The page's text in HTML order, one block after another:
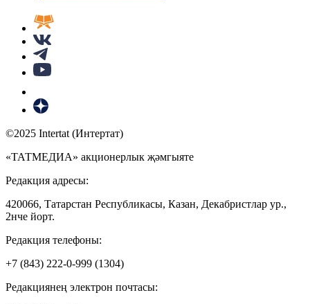
©2025 Intertat (Интертат)
«ТАТМЕДИА» акционерлык җәмгыяте
Редакция адресы:
420066, Татарстан Республикасы, Казан, Декабристлар ур.,
2нче йорт.
Редакция телефоны:
+7 (843) 222-0-999 (1304)
Редакциянең электрон почтасы: